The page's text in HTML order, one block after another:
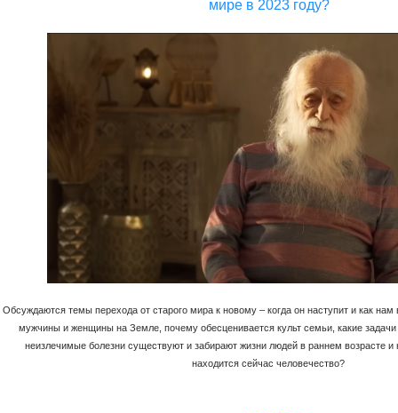
мире в 2023 году?
Обсуждаются темы перехода от старого мира к новому – когда он наступит и как нам
мужчины и женщины на Земле, почему обесценивается культ семьи, какие
неизлечимые болезни существуют и забирают жизни людей в раннем возрасте и
находится сейчас человечество?